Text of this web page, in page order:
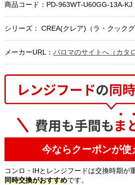
商品コード： PD-963WT-U60GG-13A-KJ
シリーズ： CREA(クレア)（ラ・クック
メーカーURL： パロマのサイトへ（カタ
今ならクーポンが使
コンロ・IHとレンジフードは交換時期が
同時交換がおすすめです。